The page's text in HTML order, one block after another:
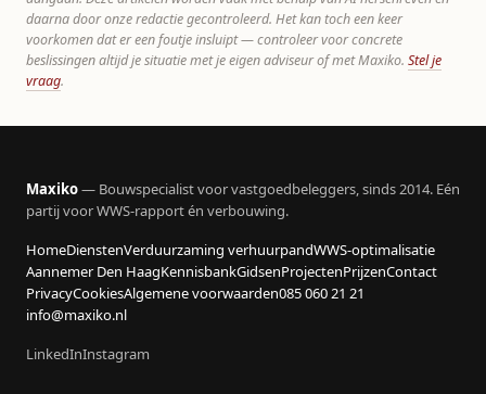
daarna door onze redactie gecontroleerd. Het kan toch een keer
voorkomen dat er een foutje insluipt — controleer voor concrete
beslissingen altijd je situatie met je eigen adviseur of met Maxiko. Stel je
vraag.
Maxiko— Bouwspecialist voor vastgoedbeleggers, sinds 2014. Eén
partij voor WWS-rapport én verbouwing.
HomeDienstenVerduurzaming verhuurpandWWS-optimalisatie
Aannemer Den HaagKennisbankGidsenProjectenPrijzenContact
PrivacyCookiesAlgemene voorwaarden085 060 21 21
info@maxiko.nl
LinkedInInstagram